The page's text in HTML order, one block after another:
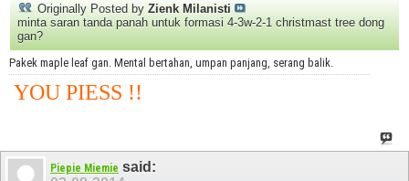
Originally Posted by Zienk Milanisti
minta saran tanda panah untuk formasi 4-3w-2-1 christmast tree dong
gan?
Pakek maple leaf gan. Mental bertahan, umpan panjang, serang balik.
YOU PIESS !!
Piepie Miemie said: